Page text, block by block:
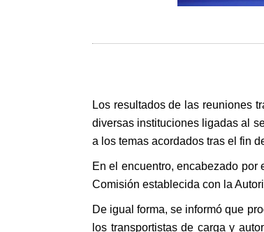
Los resultados de las reuniones
diversas instituciones ligadas al
a los temas acordados tras el fin
En el encuentro, encabezado
Comisión establecida con la
De igual forma, se informó que
los transportistas de carga y